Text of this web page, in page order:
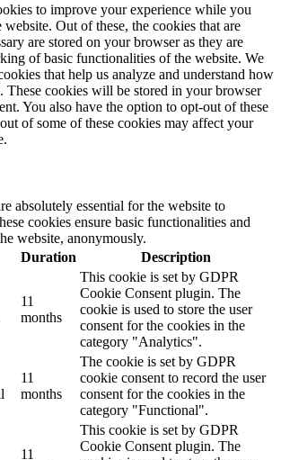
to improve your experience while you
Out of these, the cookies that are
are stored on your browser as they are
of basic functionalities of the website. We
that help us analyze and understand how
These cookies will be stored in your browser
You also have the option to opt-out of these
of some of these cookies may affect your
absolutely essential for the website to
cookies ensure basic functionalities and
website, anonymously.
Duration Description
11
months
This cookie is set by GDPR
Cookie Consent plugin. The
cookie is used to store the user
consent for the cookies in the
category "Analytics".
11
months
The cookie is set by GDPR
cookie consent to record the user
consent for the cookies in the
category "Functional".
11
This cookie is set by GDPR
Cookie Consent plugin. The